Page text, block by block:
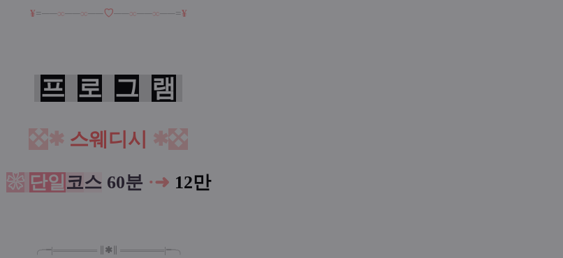
¥=──∞──∞──♡──∞──∞──=¥
프 로 그 램
❖✱ 스웨디시 ✱❖
❀ 단일코스 60분 ·➜ 12만
╭╼|═══════ ✱ ═══════|╾╮